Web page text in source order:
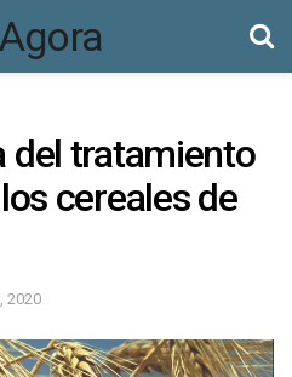
del tratamiento
cereales de
2020